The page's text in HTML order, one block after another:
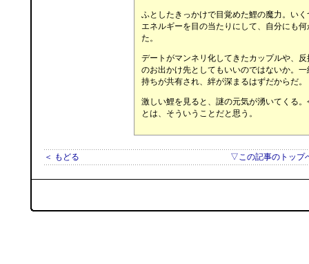
ふとしたきっかけで目覚めた鯉の魔力。い
エネルギーを目の当たりにして、自分にも
た。
デートがマンネリ化してきたカップルや、
のお出かけ先としてもいいのではないか。
持ちが共有され、絆が深まるはずだからだ。
激しい鯉を見ると、謎の元気が湧いてくる
とは、そういうことだと思う。
＜ もどる ▽この記事のトップ